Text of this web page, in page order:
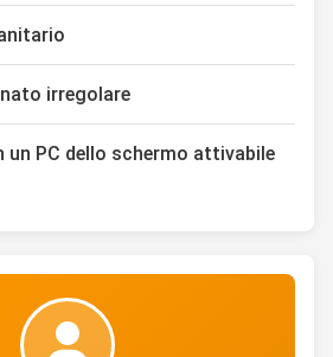
irregolare
PC dello schermo attivabile